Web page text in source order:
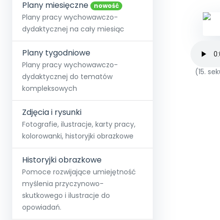
Społeczność
+48 12 631 04 10
kontakt@blizejprzedszkola.pl
O miesięczniku
Strona główna
O Akademii
Poznaj pakiet MAX
Testuj przez 7 dni
Wszystkie projekty
Skontaktuj się
Dodaj wpis
Plany miesięczne nowość
Plany pracy wychowawczo-
dydaktycznej na cały miesiąc
Plany tygodniowe
Plany pracy wychowawczo-
dydaktycznej do tematów
kompleksowych
Zdjęcia i rysunki
Fotografie, ilustracje, karty pracy,
kolorowanki, historyjki obrazkowe
Historyjki obrazkowe
Pomoce rozwijające umiejętność
myślenia przyczynowo-
skutkowego i ilustracje do
opowiadań.
(15.